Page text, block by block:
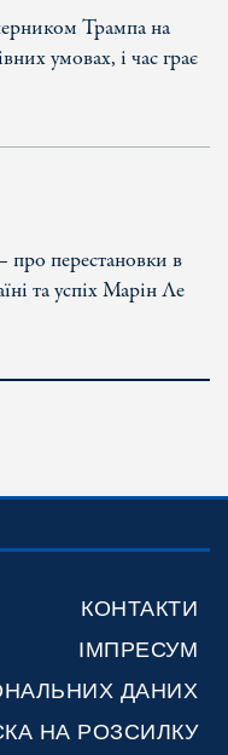
Трампа на
умовах, і час грає
перестановки в
та успіх Марін Ле
КОНТАКТИ
ІМПРЕСУМ
ДАНИХ
НА РОЗСИЛКУ